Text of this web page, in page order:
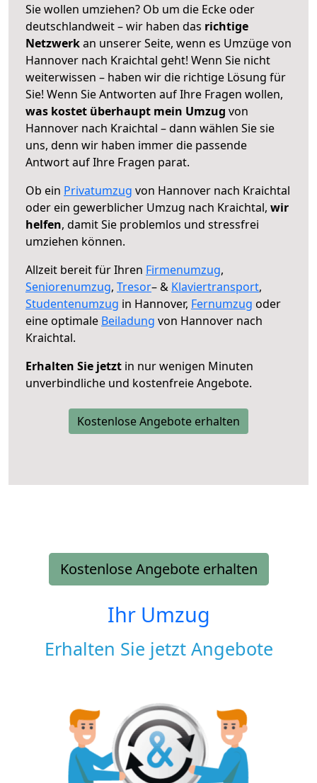
Sie wollen umziehen? Ob um die Ecke oder
deutschlandweit – wir haben das richtige
Netzwerkan unserer Seite, wenn es Umzüge von
Hannover nach Kraichtal geht! Wenn Sie nicht
weiterwissen – haben wir die richtige Lösung für
Sie! Wenn Sie Antworten auf Ihre Fragen wollen,
was kostet überhaupt mein Umzug von
Hannover nach Kraichtal – dann wählen Sie sie
uns, denn wir haben immer die passende
Antwort auf Ihre Fragen parat.
Ob ein Privatumzug von Hannover nach Kraichtal
oder ein gewerblicher Umzug nach Kraichtal, wir
helfen, damit Sie problemlos und stressfrei
umziehen können.
Allzeit bereit für Ihren Firmenumzug,
Seniorenumzug, Tresor– & Klaviertransport,
Studentenumzug in Hannover, Fernumzug oder
eine optimale Beiladung von Hannover nach
Kraichtal.
Erhalten Sie jetzt in nur wenigen Minuten
unverbindliche und kostenfreie Angebote.
Kostenlose Angebote erhalten
Kostenlose Angebote erhalten
Ihr Umzug
Erhalten Sie jetzt Angebote